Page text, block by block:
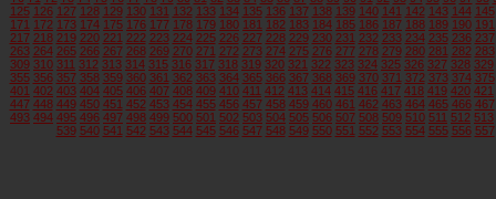
125 126 127 128 129 130 131 132 133 134 135 136 137 138 139 140 141 142 143 144 145
171 172 173 174 175 176 177 178 179 180 181 182 183 184 185 186 187 188 189 190 191
217 218 219 220 221 222 223 224 225 226 227 228 229 230 231 232 233 234 235 236 237
263 264 265 266 267 268 269 270 271 272 273 274 275 276 277 278 279 280 281 282 283
309 310 311 312 313 314 315 316 317 318 319 320 321 322 323 324 325 326 327 328 329
355 356 357 358 359 360 361 362 363 364 365 366 367 368 369 370 371 372 373 374 375
401 402 403 404 405 406 407 408 409 410 411 412 413 414 415 416 417 418 419 420 421
447 448 449 450 451 452 453 454 455 456 457 458 459 460 461 462 463 464 465 466 467
493 494 495 496 497 498 499 500 501 502 503 504 505 506 507 508 509 510 511 512 513
539 540 541 542 543 544 545 546 547 548 549 550 551 552 553 554 555 556 557